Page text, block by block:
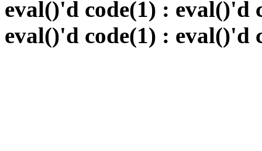
eval()'d code(1) : eval()'d
eval()'d code(1) : eval()'d